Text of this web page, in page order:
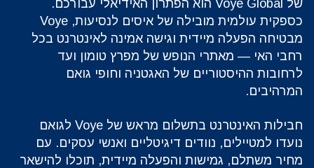
של Voye Global הוא הפתרון האידיאלי עבורכם.
כספקית עולמית מובילה של איסים לנסיעות, Voye
מבטיחה הפעלה מיידית וגישה אמינה לאינטרנט בכל
רחבי האי — מאתרי הנופש של מפרץ טומון ועד
לרחובות ההיסטוריים של האגטניה וחופי גואם
המרהיבים.
‏חבילות האינטרנט בתשלום מראש של Voye לגואם
נועדו למטיילים, נוודים דיגיטליים ואנשי עסקים. עם
מחיר משתלם, גמישות והפעלה מיידית, תוכלו להישאר